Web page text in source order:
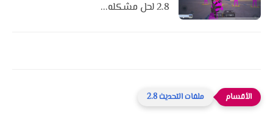
2.8 لحل مشكله...
ملفات التحديث 2.8